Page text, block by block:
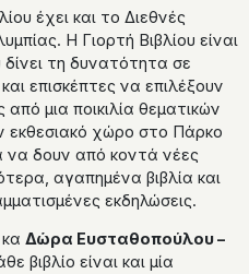
έχει και το Διεθνές
Η Γιορτή Βιβλίου είναι
δίνει τη δυνατότητα σε
επισκέπτες να επιλέξουν
μια ποικιλία θεματικών
εκθεσιακό χώρο στο Πάρκο
δουν από κοντά νέες
αγαπημένα βιβλία και
εκδηλώσεις.
καΔώρα Ευσταθοπούλου –
βιβλίο είναι και μία